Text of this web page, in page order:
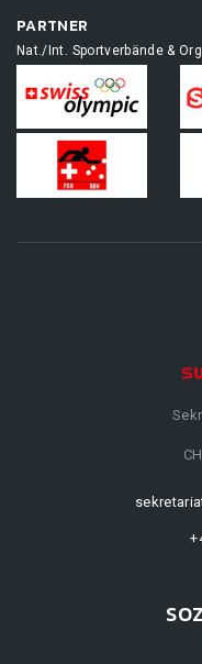
PARTNER
Nat./Int. Sportverbände &